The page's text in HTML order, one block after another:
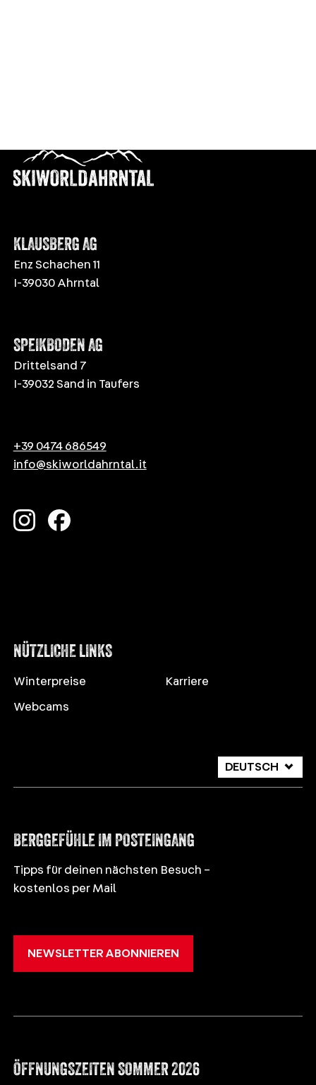
KLAUSBERG AG
Enz Schachen 11
I-39030 Ahrntal
SPEIKBODEN AG
Drittelsand 7
I-39032 Sand in Taufers
+39 0474 686549
info@skiworldahrntal.it
NÜTZLICHE LINKS
Winterpreise
Webcams
Karriere
DEUTSCH
ITALIANO
BERGGEFÜHLE IM POSTEINGANG
Tipps für deinen nächsten Besuch –
kostenlos per Mail
NEWSLETTER ABONNIEREN
ÖFFNUNGSZEITEN SOMMER 2026